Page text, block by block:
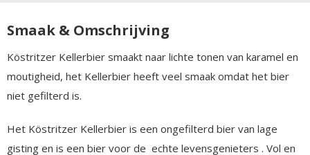
Smaak & Omschrijving
Köstritzer Kellerbier smaakt naar lichte tonen van karamel en
moutigheid, het Kellerbier heeft veel smaak omdat het bier
niet gefilterd is.
Het Köstritzer Kellerbier is een ongefilterd bier van lage
gisting en is een bier voor de echte levensgenieters . Vol en